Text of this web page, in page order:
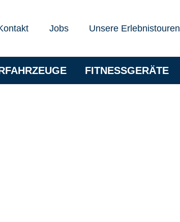
Jobs Unsere Erlebnistouren
FITNESSGERÄTE